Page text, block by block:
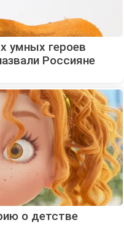
умных героев
Россияне
о детстве